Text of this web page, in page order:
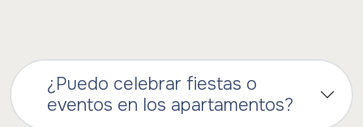
¿Puedo celebrar fiestas o
eventos en los apartamentos?